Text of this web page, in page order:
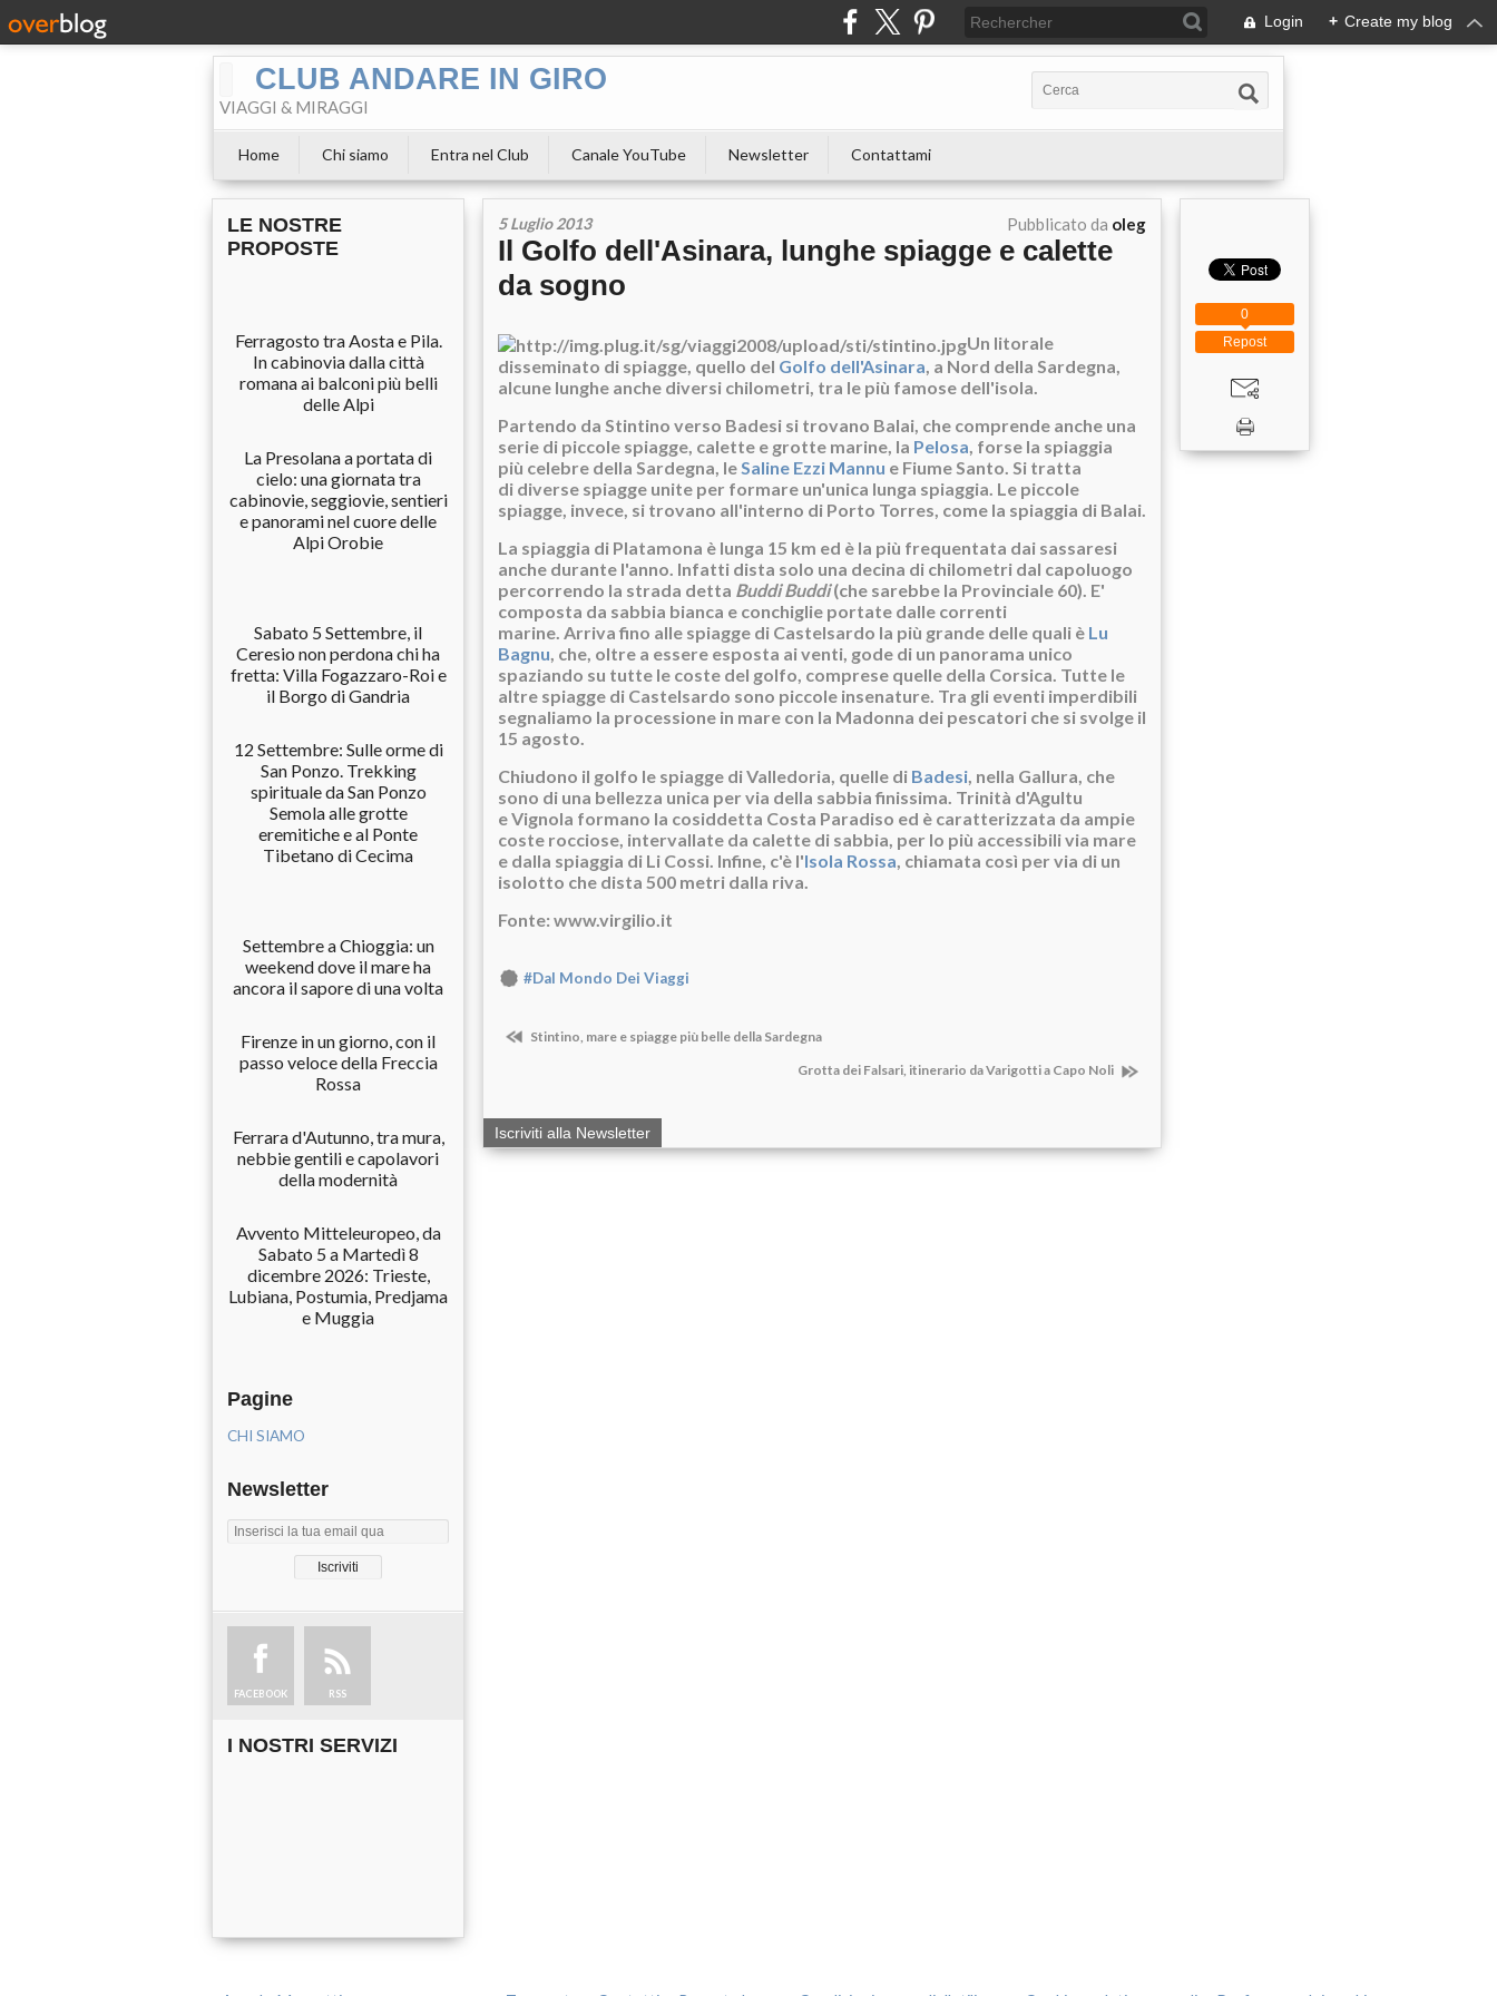
Login + Create my blog
CLUB ANDARE IN GIRO
VIAGGI & MIRAGGI
Home Chi siamo Entra nel Club Canale YouTube Newsletter Contattami
LE NOSTRE
PROPOSTE
Ferragosto tra Aosta e Pila.
In cabinovia dalla città
romana ai balconi più belli
delle Alpi
La Presolana a portata di
cielo: una giornata tra
cabinovie, seggiovie, sentieri
e panorami nel cuore delle
Alpi Orobie
Sabato 5 Settembre, il
Ceresio non perdona chi ha
fretta: Villa Fogazzaro-Roi e
il Borgo di Gandria
12 Settembre: Sulle orme di
San Ponzo. Trekking
spirituale da San Ponzo
Semola alle grotte
eremitiche e al Ponte
Tibetano di Cecima
Settembre a Chioggia: un
weekend dove il mare ha
ancora il sapore di una volta
Firenze in un giorno, con il
passo veloce della Freccia
Rossa
Ferrara d'Autunno, tra mura,
nebbie gentili e capolavori
della modernità
Avvento Mitteleuropeo, da
Sabato 5 a Martedì 8
dicembre 2026: Trieste,
Lubiana, Postumia, Predjama
e Muggia
Pagine
CHI SIAMO
Newsletter
FACEBOOK RSS
I NOSTRI SERVIZI
5 Luglio 2013 Pubblicato da oleg
Il Golfo dell'Asinara, lunghe spiagge e calette
da sogno
Un litorale
disseminato di spiagge, quello del Golfo dell'Asinara, a Nord della Sardegna,
alcune lunghe anche diversi chilometri, tra le più famose dell'isola.
Partendo da Stintino verso Badesi si trovano Balai, che comprende anche una
serie di piccole spiagge, calette e grotte marine, la Pelosa, forse la spiaggia
più celebre della Sardegna, leSaline Ezzi Mannu e Fiume Santo. Si tratta
di diverse spiagge unite per formare un'unica lunga spiaggia. Le piccole
spiagge, invece, si trovano all'interno di Porto Torres, come la spiaggia di Balai.
La spiaggia di Platamona è lunga 15 km ed è la più frequentata dai sassaresi
anche durante l'anno. Infatti dista solo una decina di chilometri dal capoluogo
percorrendo la strada detta Buddi Buddi(che sarebbe la Provinciale 60). E'
composta da sabbia bianca e conchiglie portate dalle correnti
marine. Arriva fino alle spiagge di Castelsardo la più grande delle quali è Lu
Bagnu, che, oltre a essere esposta ai venti, gode di un panorama unico
spaziando su tutte le coste del golfo, comprese quelle della Corsica. Tutte le
altre spiagge di Castelsardo sono piccole insenature. Tra gli eventi imperdibili
segnaliamo la processione in mare con la Madonna dei pescatori che si svolge il
15 agosto.
Chiudono il golfo le spiagge di Valledoria, quelle di Badesi, nella Gallura, che
sono di una bellezza unica per via della sabbia finissima. Trinità d'Agultu
e Vignola formano la cosiddetta Costa Paradiso ed è caratterizzata da ampie
coste rocciose, intervallate da calette di sabbia, per lo più accessibili via mare
e dalla spiaggia di Li Cossi. Infine, c'è l'Isola Rossa, chiamata così per via di un
isolotto che dista 500 metri dalla riva.
Fonte: www.virgilio.it
#Dal Mondo Dei Viaggi
Stintino, mare e spiagge più belle della Sardegna
Grotta dei Falsari, itinerario da Varigotti a Capo Noli
Iscriviti alla Newsletter
Repost
0